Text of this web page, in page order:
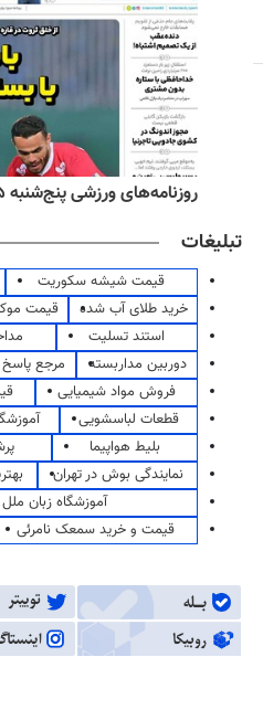
روزنامه‌های ورزشی پنج‌شنبه ۱۵ مرداد ۱۴۰۵
تبلیغات
قیمت شیشه سکوریت
خرید طلای آب شده
قیمت
استند تسلیت
دوربین مداربسته
مرجع پاسخ
فروش مواد شیمیایی
قطعات لباسشویی
بلیط هواپیما
نمایندگی بوش در تهران
آموزشگاه زبان ملل
قیمت و خرید سمعک نامرئی